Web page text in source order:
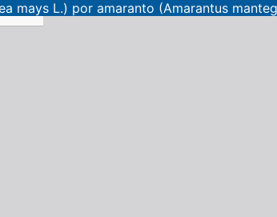
mays L.) por amaranto (Amarantus